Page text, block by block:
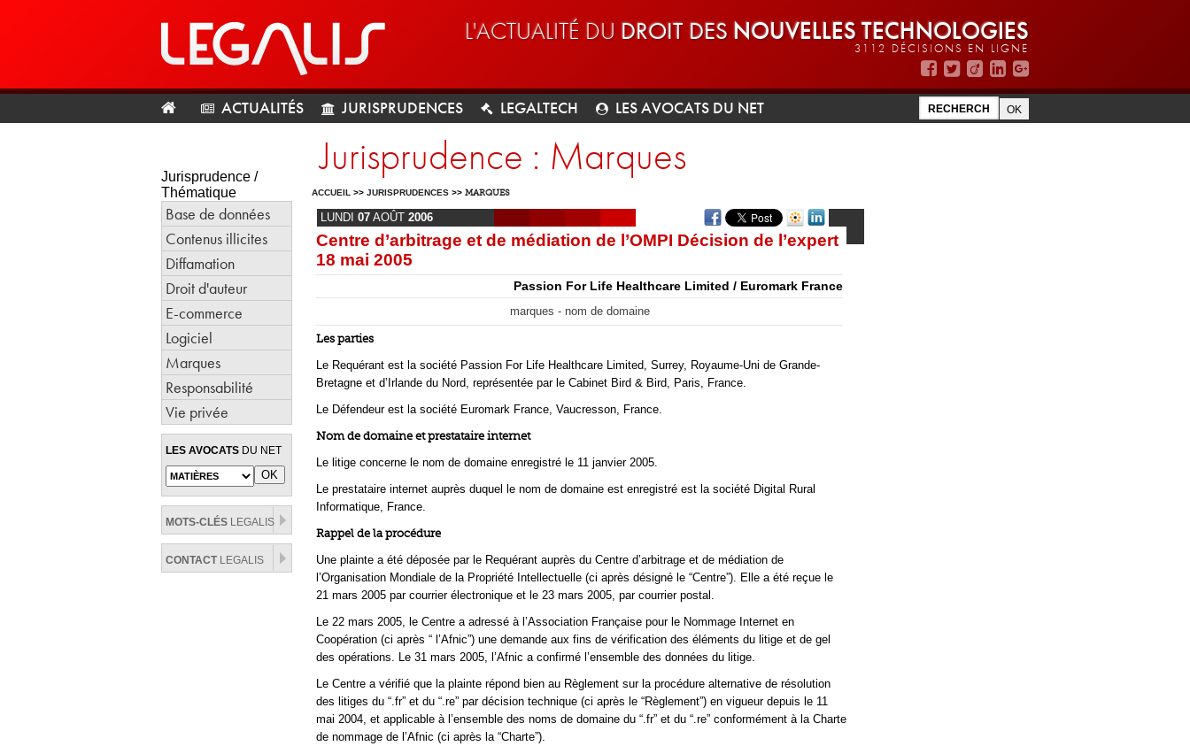
L'ACTUALITÉ DU DROIT DES NOUVELLES TECHNOLOGIES
3112 DÉCISIONS EN LIGNE
ACTUALITÉS JURISPRUDENCES LEGALTECH LES AVOCATS DU NET
Jurisprudence /
Thématique
Base de données
Contenus illicites
Diffamation
Droit d'auteur
E-commerce
Logiciel
Marques
Responsabilité
Vie privée
LES AVOCATS DU NET
MOTS-CLÉS LEGALIS
CONTACTLEGALIS
Jurisprudence : Marques
ACCUEIL >> JURISPRUDENCES >> MARQUES
LUNDI 07 AOÛT 2006
Centre d’arbitrage et de médiation de l’OMPI Décision de l’expert
18 mai 2005
Passion For Life Healthcare Limited / Euromark France
marques - nom de domaine
Les parties
Le Requérant est la société Passion For Life Healthcare Limited, Surrey, Royaume-Uni de Grande-
Bretagne et d’Irlande du Nord, représentée par le Cabinet Bird & Bird, Paris, France.
Le Défendeur est la société Euromark France, Vaucresson, France.
Nom de domaine et prestataire internet
Le litige concerne le nom de domaine enregistré le 11 janvier 2005.
Le prestataire internet auprès duquel le nom de domaine est enregistré est la société Digital Rural
Informatique, France.
Rappel de la procédure
Une plainte a été déposée par le Requérant auprès du Centre d’arbitrage et de médiation de
l’Organisation Mondiale de la Propriété Intellectuelle (ci après désigné le “Centre”). Elle a été reçue le
21 mars 2005 par courrier électronique et le 23 mars 2005, par courrier postal.
Le 22 mars 2005, le Centre a adressé à l’Association Française pour le Nommage Internet en
Coopération (ci après “ l’Afnic”) une demande aux fins de vérification des éléments du litige et de gel
des opérations. Le 31 mars 2005, l’Afnic a confirmé l’ensemble des données du litige.
Le Centre a vérifié que la plainte répond bien au Règlement sur la procédure alternative de résolution
des litiges du “.fr” et du “.re” par décision technique (ci après le “Règlement”) en vigueur depuis le 11
mai 2004, et applicable à l’ensemble des noms de domaine du “.fr” et du “.re” conformément à la Charte
de nommage de l’Afnic (ci après la “Charte”).